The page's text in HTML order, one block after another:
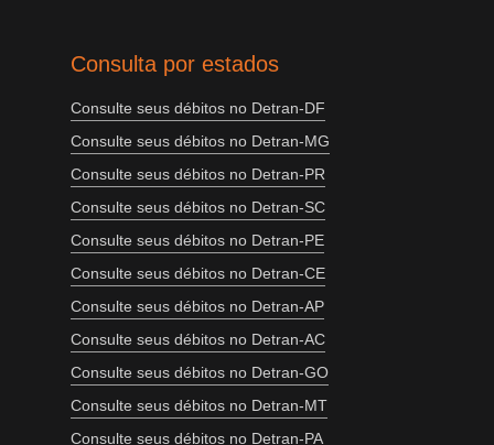
Consulta por estados
Consulte seus débitos no Detran-DF
Consulte seus débitos no Detran-MG
Consulte seus débitos no Detran-PR
Consulte seus débitos no Detran-SC
Consulte seus débitos no Detran-PE
Consulte seus débitos no Detran-CE
Consulte seus débitos no Detran-AP
Consulte seus débitos no Detran-AC
Consulte seus débitos no Detran-GO
Consulte seus débitos no Detran-MT
Consulte seus débitos no Detran-PA